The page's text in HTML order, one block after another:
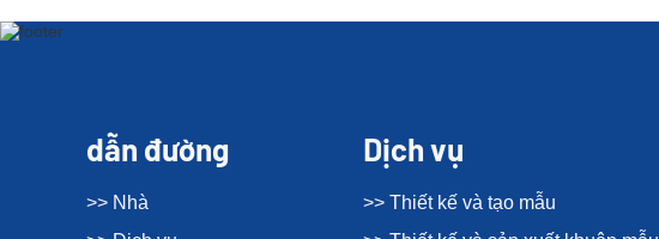
dẫn đường
>> Nhà
Dịch vụ
>> Thiết kế và tạo mẫu